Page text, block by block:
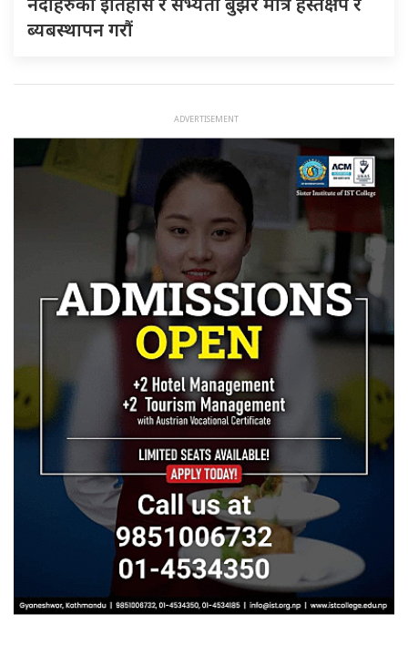
ब्यबस्थापन गराैं